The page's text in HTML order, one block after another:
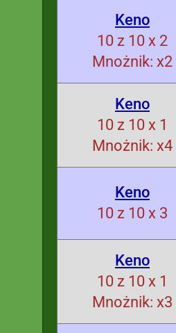
Keno
10 z 10 x 2
Mnożnik: x2
Keno
10 z 10 x 1
Mnożnik: x4
Keno
10 z 10 x 3
Keno
10 z 10 x 1
Mnożnik: x3